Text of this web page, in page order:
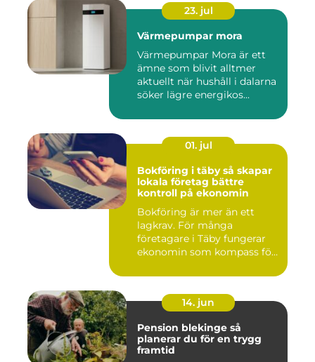
23. jul
Värmepumpar mora
Värmepumpar Mora är ett
ämne som blivit alltmer
aktuellt när hushåll i dalarna
söker lägre energikos...
01. jul
Bokföring i täby så skapar
lokala företag bättre
kontroll på ekonomin
Bokföring är mer än ett
lagkrav. För många
företagare i Täby fungerar
ekonomin som kompass för
14. jun
Pension blekinge så
planerar du för en trygg
framtid